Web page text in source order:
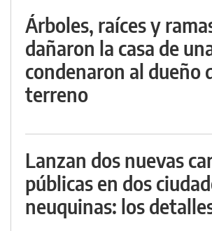
Árboles, raíces y
dañaron la casa de
condenaron al dueño
terreno
Lanzan dos nuevas
públicas en dos
neuquinas: los